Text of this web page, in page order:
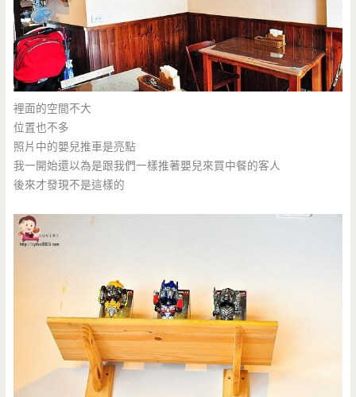
裡面的空間不大
位置也不多
照片中的嬰兒推車是亮點
我一開始還以為是跟我們一樣推著嬰兒來買中餐的客人
後來才發現不是這樣的